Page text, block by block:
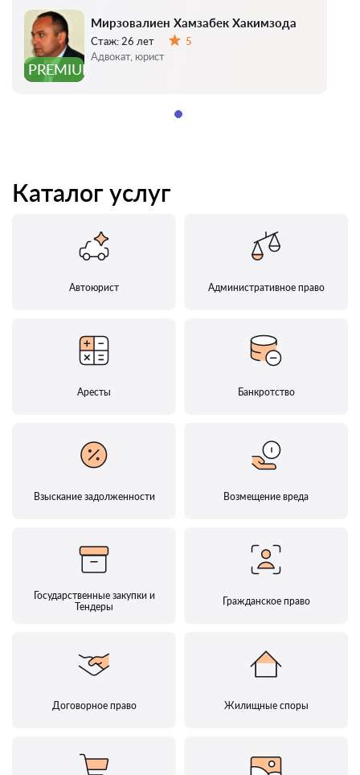
PREMIUM
Мирзовалиен Хамзабек Хакимзода
Стаж: 26 лет
5
Адвокат, юрист
Каталог услуг
Автоюрист Административное право
Аресты Банкротство
Взыскание задолженности Возмещение вреда
Государственные закупки и
Тендеры
Гражданское право
Договорное право Жилищные споры